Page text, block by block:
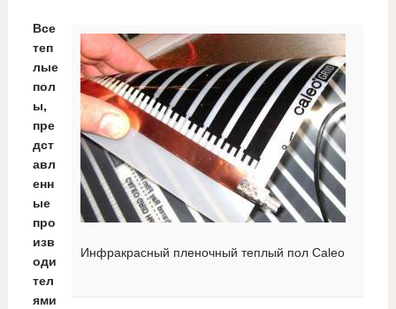
Инфракрасный пленочный теплый пол Caleo
Все
теп
лые
пол
ы,
пре
дст
авл
енн
ые
про
изв
оди
тел
ями